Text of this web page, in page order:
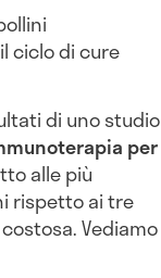
ciclo di cure
di uno studio
per
alle più
rispetto ai tre
Vediamo